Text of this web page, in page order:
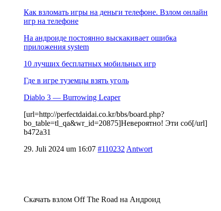
Как взломать игры на деньги телефоне. Взлом онлайн
игр на телефоне
На андроиде постоянно выскакивает ошибка
приложения system
10 лучших бесплатных мобильных игр
Где в игре туземцы взять уголь
Diablo 3 — Burrowing Leaper
[url=http://perfectdaidai.co.kr/bbs/board.php?
bo_table=tl_qa&wr_id=20875]Невероятно! Эти соб[/url]
b472a31
29. Juli 2024 um 16:07 #110232 Antwort
Скачать взлом Off The Road на Андроид